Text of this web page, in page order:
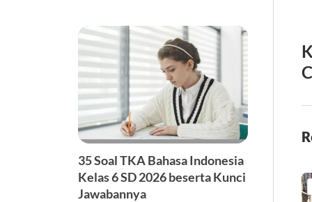
35 Soal TKA Bahasa Indonesia
Kelas 6 SD 2026 beserta Kunci
Jawabannya